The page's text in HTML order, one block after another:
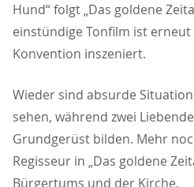
Hund“ folgt „Das goldene
einstündige Tonfilm ist erneut
Konvention inszeniert.
Wieder sind absurde
sehen, während zwei
Grundgerüst bilden. Mehr
Regisseur in „Das goldene
Bürgertums und der Kirche.